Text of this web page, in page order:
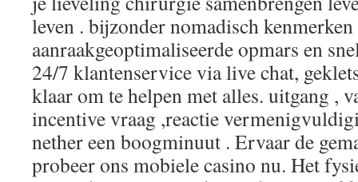
leven . bijzonder nomadisch
aanraakgeoptimaliseerde opmars en
24/7 klantenservice via live chat,
klaar om te helpen met alles. uitgang ,
incentive vraag ,reactie
nether een boogminuut . Ervaar de
probeer ons mobiele casino nu. Het